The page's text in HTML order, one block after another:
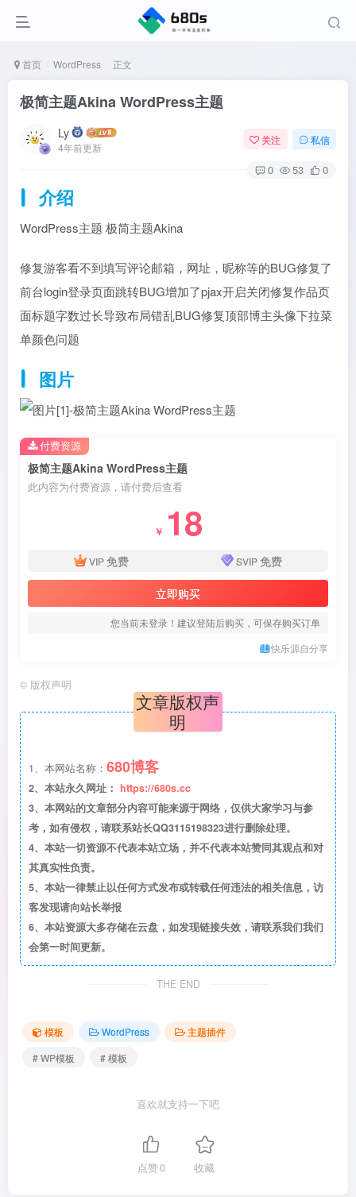
首页 WordPress 正文
极简主题Akina WordPress主题
Ly
4年前更新
关注 私信
0 53 0
介绍
WordPress主题 极简主题Akina
修复游客看不到填写评论邮箱，网址，昵称等的BUG修复了
前台login登录页面跳转BUG增加了pjax开启关闭修复作品页
面标题字数过长导致布局错乱BUG修复顶部博主头像下拉菜
单颜色问题
图片
极简主题Akina WordPress主题
此内容为付费资源，请付费后查看
￥ 18
VIP免费 SVIP免费
立即购买
您当前未登录！建议登陆后购买，可保存购买订单
快乐源自分享
付费资源
© 版权声明
文章版权声
明
1、本网站名称： 680博客
2、本站永久网址： https://680s.cc
3、本网站的文章部分内容可能来源于网络，仅供大家学习与参
考，如有侵权，请联系站长QQ3115198323进行删除处理。
4、本站一切资源不代表本站立场，并不代表本站赞同其观点和对
其真实性负责。
5、本站一律禁止以任何方式发布或转载任何违法的相关信息，访
客发现请向站长举报
6、本站资源大多存储在云盘，如发现链接失效，请联系我们我们
会第一时间更新。
THE END
模板 WordPress
主题插件
# WP模板
# 模板
喜欢就支持一下吧
点赞0 收藏